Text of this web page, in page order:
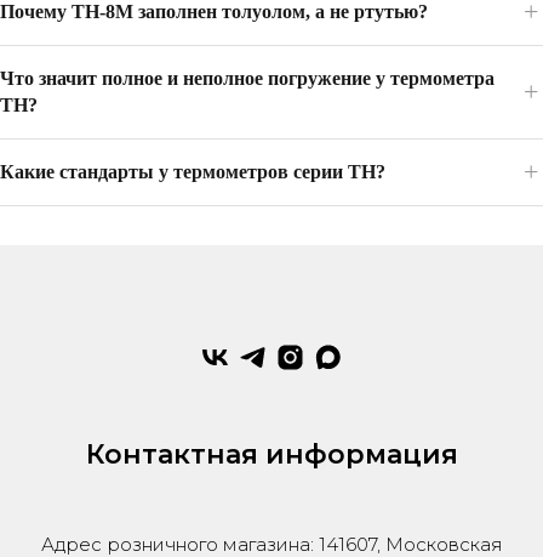
Почему ТН-8М заполнен толуолом, а не ртутью?
Что значит полное и неполное погружение у термометра
ТН?
Какие стандарты у термометров серии ТН?
Контактная информация
Адрес розничного магазина: 141607, Московская